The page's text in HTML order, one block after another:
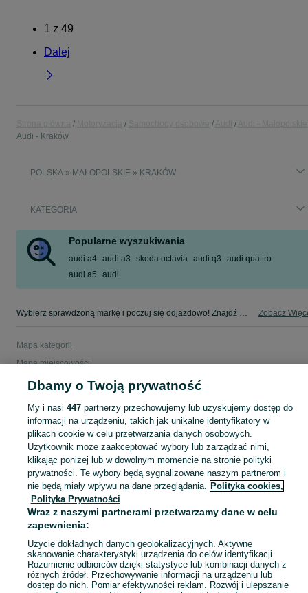
1 z 49
Dalej
Audi - Kraków
POLSKA » MAŁOPOLSKIE » KRAKÓW
KATEGORIA
Popularne wyszukiwania
audi a4 audi a3 skoda octavia audi q3
audi quattro
audi a5
audi
Wybierz sprawdzoną markę i poczuj się odjazdowo! Znajdź wymarzony samochód w kategorii Audi na OLX - Kraków i okolice! Zobacz
Mapa kategorii
Mapa miejscowości
Mapa ministron
Dbamy o Twoją prywatność
My i nasi 447partnerzy przechowujemy lub uzyskujemy dostęp do
informacji na urządzeniu, takich jak unikalne identyfikatory w
plikach cookie w celu przetwarzania danych osobowych.
Użytkownik może zaakceptować wybory lub zarządzać nimi,
klikając poniżej lub w dowolnym momencie na stronie polityki
prywatności. Te wybory będą sygnalizowane naszym partnerom i
nie będą miały wpływu na dane przeglądania. Polityka cookies,
Polityka Prywatności
Wraz z naszymi partnerami przetwarzamy dane w celu
zapewnienia:
Użycie dokładnych danych geolokalizacyjnych. Aktywne
skanowanie charakterystyki urządzenia do celów identyfikacji.
Rozumienie odbiorców dzięki statystyce lub kombinacji danych z
różnych źródeł. Przechowywanie informacji na urządzeniu lub
dostęp do nich. Pomiar efektywności reklam. Rozwój i ulepszanie